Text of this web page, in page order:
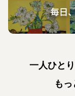
一人ひと
もっ